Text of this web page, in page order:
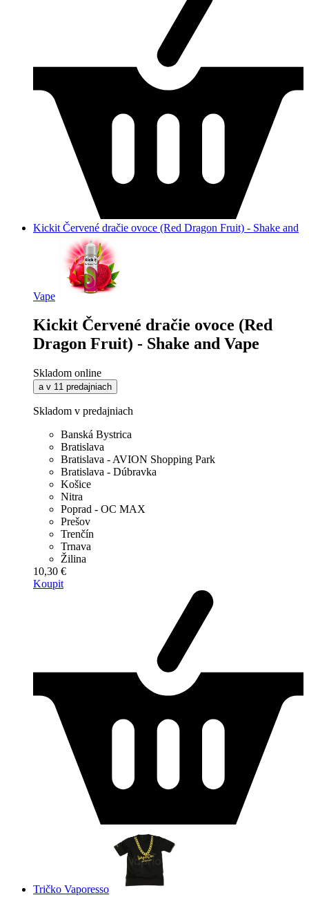
Kickit Červené dračie ovoce (Red Dragon Fruit) - Shake and
Vape
Kickit Červené dračie ovoce (Red
Dragon Fruit) - Shake and Vape
Skladom online
a v 11 predajniach
Skladom v predajniach
Banská Bystrica
Bratislava
Bratislava - AVION Shopping Park
Bratislava - Dúbravka
Košice
Nitra
Poprad - OC MAX
Prešov
Trenčín
Trnava
Žilina
10,30 €
Koupit
Tričko Vaporesso